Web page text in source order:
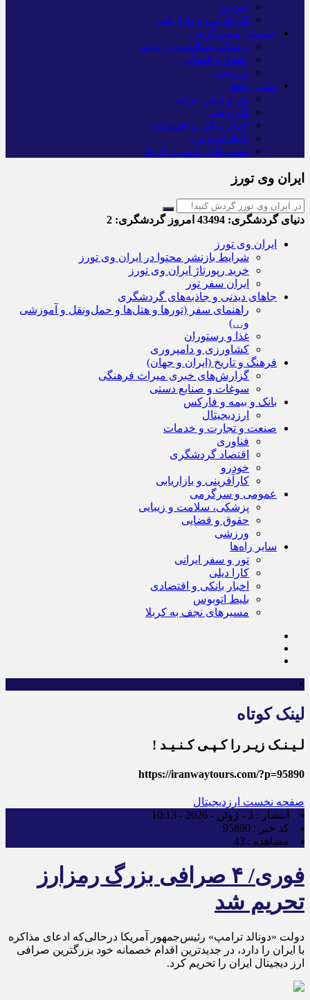
خودرو
کارآفرینی و بازاریابی
عمومی و سرگرمی
پزشکی، سلامت و زیبایی
حقوق و قضایی
ورزشی
سایر راه‌ها
تور و سفر ایرانی
کارا دیلی
اخبار بانکی و اقتصادی
بلیط اتوبوس
مسیرهای نجف به کربلا
ایران وی تورز
دنیای گردشگری: امروز گردشگری:
ایران وی تورز
شرایط بازنشر محتوا در ایران وی تورز
خرید رپورتاژ ایران وی تورز
ایران سفر تور
جاهای دیدنی و جاذبه‌های گردشگری
راهنمای سفر (تورها و هتل‌ها و حمل‌و‌نقل و آموزشی
و…)
غذا و رستوران
کشاورزی و دامپروری
فرهنگ و تاریخ (ایران و جهان)
گزارش‌های خبری میراث فرهنگی
سوغات و صنایع دستی
بانک و بیمه و فارکس
ارزدیجیتال
صنعت و تجارت و خدمات
فناوری
اقتصاد گردشگری
خودرو
کارآفرینی و بازاریابی
عمومی و سرگرمی
پزشکی، سلامت و زیبایی
حقوق و قضایی
ورزشی
سایر راه‌ها
تور و سفر ایرانی
کارا دیلی
اخبار بانکی و اقتصادی
بلیط اتوبوس
مسیرهای نجف به کربلا
×
لینک کوتاه
لـیـنـک زیـر را کـپـی کـنـیـد !
https://iranwaytours.com/?p=95890
صفحه نخست ارزدیجیتال
انتشار : 3 - ژوئن - 2026 - 10:13
کد خبر : 95890
مشاهده : 43
فوری/ ۴ صرافی بزرگ رمزارز
تحریم شد
دولت «دونالد ترامپ» رئیس‌جمهور آمریکا درحالی‌که ادعای مذاکره
با ایران را دارد، در جدیدترین اقدام خصمانه خود بزرگترین صرافی
ارز دیجیتال ایران را تحریم کرد.